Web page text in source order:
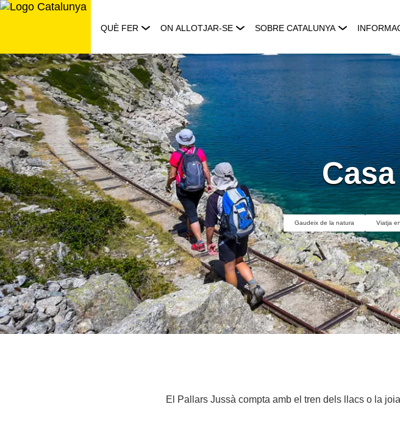
Saltar
QUÈ FER ON ALLOTJAR-SE SOBRE CATALUNYA
Gaudeix de la natura Viatja
El Pallars Jussà compta amb el tren dels llacs o la